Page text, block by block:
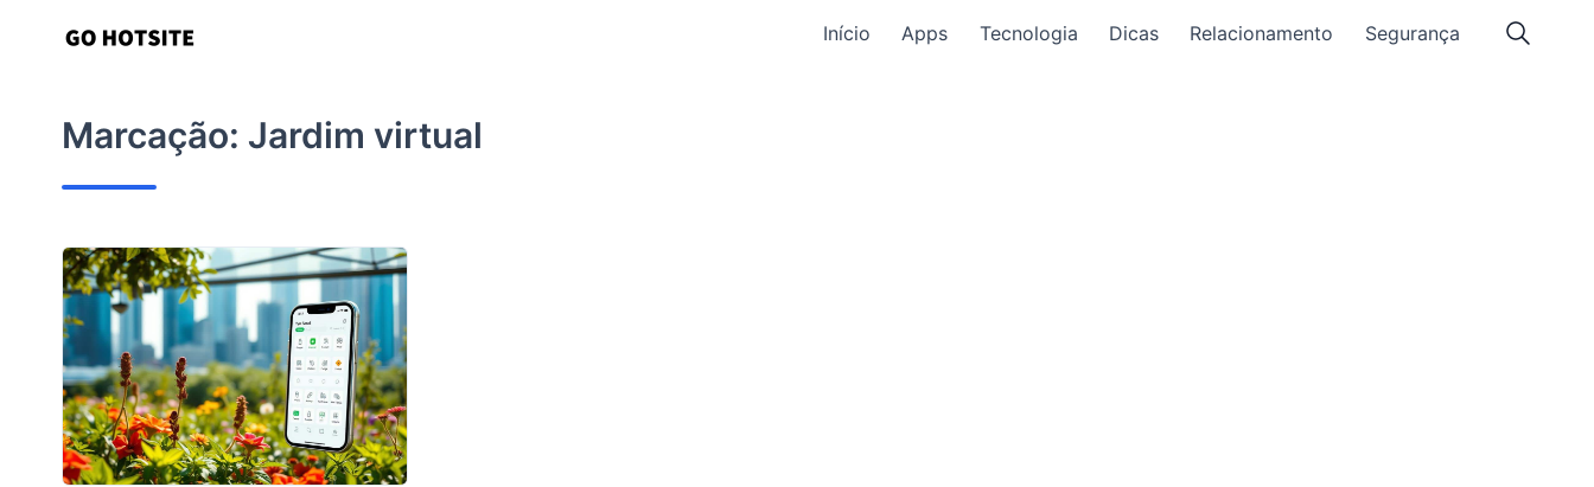
conteúdo
Início Apps Tecnologia Dicas Relacionamento Segurança
Marcação: Jardim virtual